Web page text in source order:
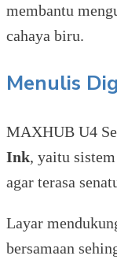
membantu
cahaya biru.
Menulis
MAXHUB U4
Ink, yaitu
agar terasa
Layar
bersamaan